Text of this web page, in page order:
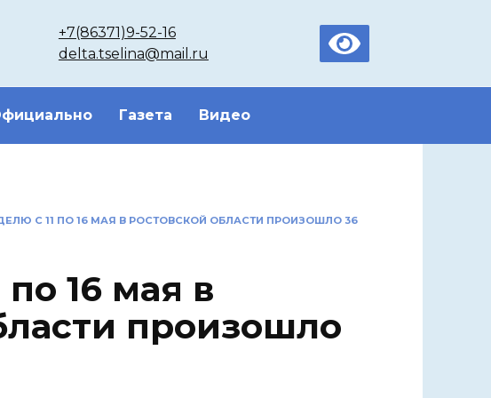
+7(86371)9-52-16
delta.tselina@mail.ru
Газета Видео
С 11 ПО 16 МАЯ В РОСТОВСКОЙ ОБЛАСТИ ПРОИЗОШЛО 36
16 мая в
произошло